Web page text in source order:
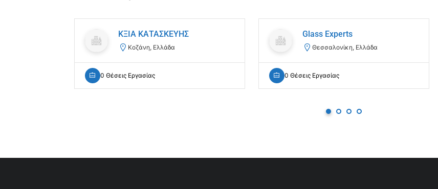
ΚΞΙΑ ΚΑΤΑΣΚΕΥΗΣ
Κοζάνη, Ελλάδα
0 Θέσεις Εργασίας
Glass Experts
Θεσσαλονίκη, Ελλάδα
0 Θέσεις Εργασίας